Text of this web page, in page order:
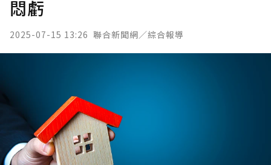
悶虧
2025-07-15 13:26 聯合新聞網／綜合報導